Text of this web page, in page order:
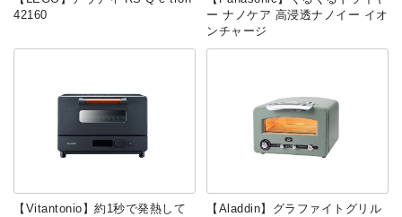
42160
ー ナノケア 高浸透ナノイー イオ
ンチャージ
【Vitantonio】約1秒で発熱して
【Aladdin】グラファイトグリル